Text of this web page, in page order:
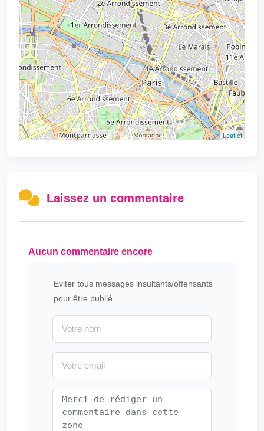
Leaflet
Laissez un commentaire
Aucun commentaire encore
Eviter tous messages insultants/offensants
pour être publié.